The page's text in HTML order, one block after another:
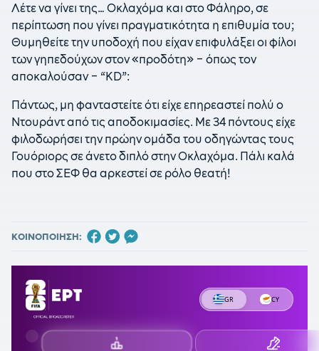
Λέτε να γίνει της… Οκλαχόμα και στο Φάληρο, σε
περίπτωση που γίνει πραγματικότητα η επιθυμία του;
Θυμηθείτε την υποδοχή που είχαν επιφυλάξει οι φίλοι
των γηπεδούχων στον «προδότη» – όπως τον
αποκαλούσαν – “KD”:
Πάντως, μη φανταστείτε ότι είχε επηρεαστεί πολύ ο
Ντουράντ από τις αποδοκιμασίες. Με 34 πόντους είχε
φιλοδωρήσει την πρώην ομάδα του οδηγώντας τους
Γουόριορς σε άνετο διπλό στην Οκλαχόμα. Πάλι καλά
που στο ΣΕΦ θα αρκεστεί σε ρόλο θεατή!
ΚΟΙΝΟΠΟΙΗΣΗ: